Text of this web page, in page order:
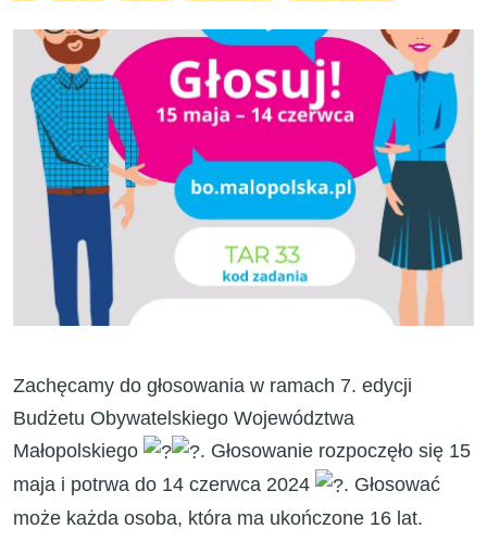
Zachęcamy do głosowania w ramach 7. edycji
Budżetu Obywatelskiego Województwa
Małopolskiego
. Głosowanie rozpoczęło się 15
maja i potrwa do 14 czerwca 2024
. Głosować
może każda osoba, która ma ukończone 16 lat.